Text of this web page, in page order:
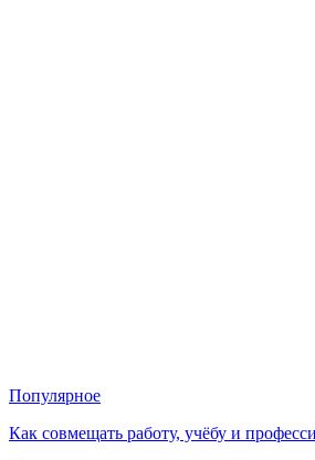
Популярное
Как совмещать работу, учёбу и